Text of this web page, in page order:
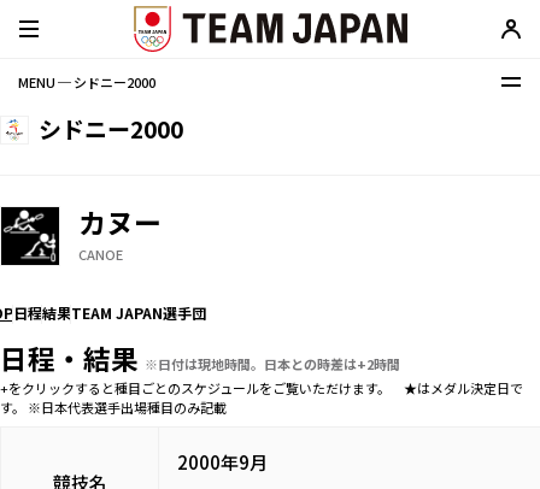
MENU ─ シドニー2000
シドニー2000
カヌー
CANOE
日程結果TEAM JAPAN選手団
日程・結果 ※日付は現地時間。日本との時差は+2時間
+をクリックすると種目ごとのスケジュールをご覧いただけます。 ★はメダル決定日で
す。 ※日本代表選手出場種目のみ記載
競技名
2000年9月